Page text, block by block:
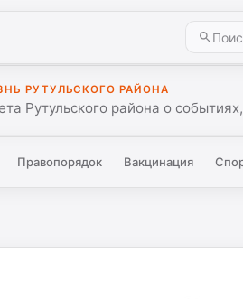
РУТУЛЬСКОГО РАЙОНА
Рутульского района о
Правопорядок Вакцинация